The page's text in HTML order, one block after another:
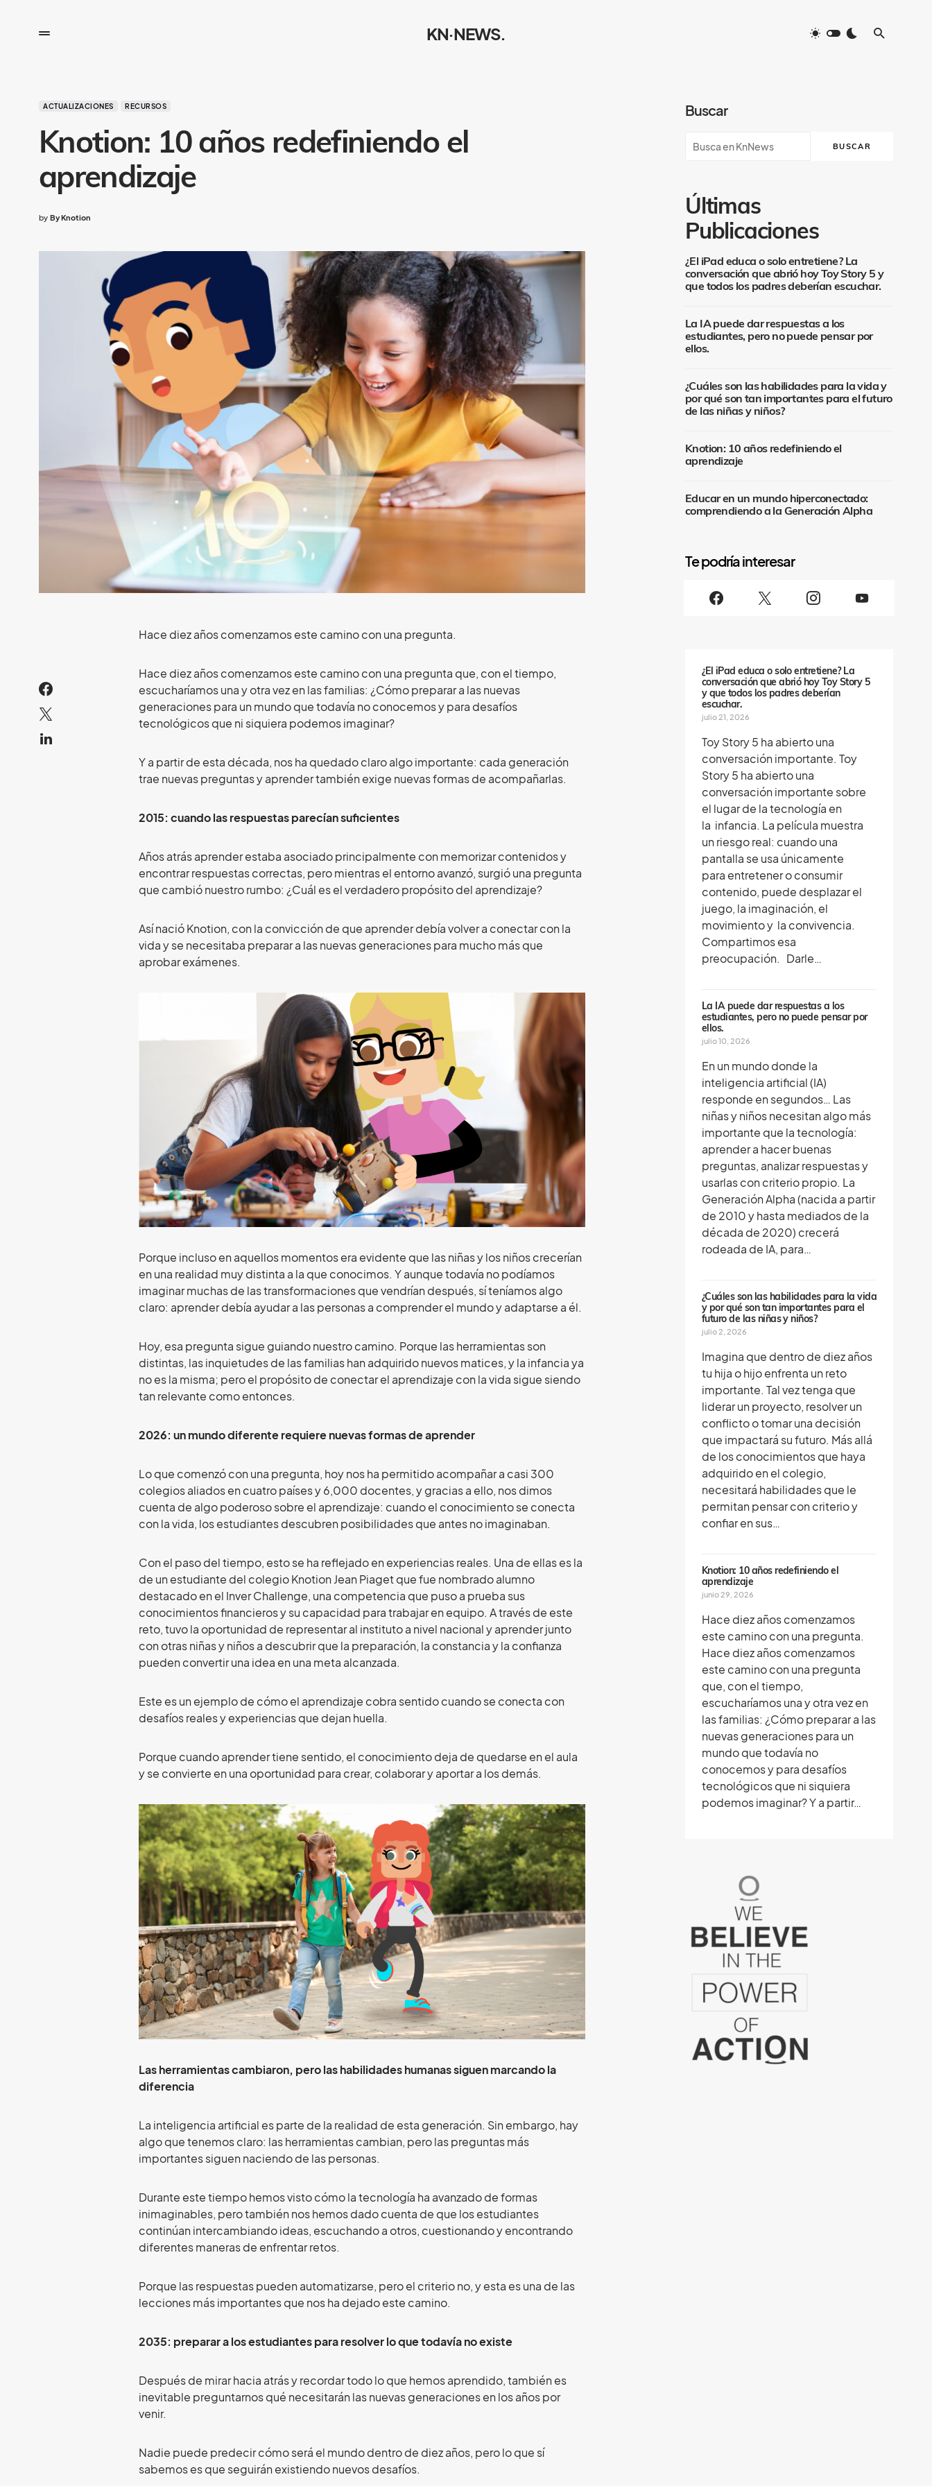
KN·NEWS.
ACTUALIZACIONES RECURSOS
Knotion: 10 años redefiniendo el
aprendizaje
by By Knotion
Hace diez años comenzamos este camino con una pregunta.
Hace diez años comenzamos este camino con una pregunta que, con el tiempo,
escucharíamos una y otra vez en las familias: ¿Cómo preparar a las nuevas
generaciones para un mundo que todavía no conocemos y para desafíos
tecnológicos que ni siquiera podemos imaginar?
Y a partir de esta década, nos ha quedado claro algo importante: cada generación
trae nuevas preguntas y aprender también exige nuevas formas de acompañarlas.
2015: cuando las respuestas parecían suficientes
Años atrás aprender estaba asociado principalmente con memorizar contenidos y
encontrar respuestas correctas, pero mientras el entorno avanzó, surgió una pregunta
que cambió nuestro rumbo: ¿Cuál es el verdadero propósito del aprendizaje?
Así nació Knotion, con la convicción de que aprender debía volver a conectar con la
vida y se necesitaba preparar a las nuevas generaciones para mucho más que
aprobar exámenes.
Porque incluso en aquellos momentos era evidente que las niñas y los niños crecerían
en una realidad muy distinta a la que conocimos. Y aunque todavía no podíamos
imaginar muchas de las transformaciones que vendrían después, sí teníamos algo
claro: aprender debía ayudar a las personas a comprender el mundo y adaptarse a él.
Hoy, esa pregunta sigue guiando nuestro camino. Porque las herramientas son
distintas, las inquietudes de las familias han adquirido nuevos matices, y la infancia ya
no es la misma; pero el propósito de conectar el aprendizaje con la vida sigue siendo
tan relevante como entonces.
2026: un mundo diferente requiere nuevas formas de aprender
Lo que comenzó con una pregunta, hoy nos ha permitido acompañar a casi 300
colegios aliados en cuatro países y 6,000 docentes, y gracias a ello, nos dimos
cuenta de algo poderoso sobre el aprendizaje: cuando el conocimiento se conecta
con la vida, los estudiantes descubren posibilidades que antes no imaginaban.
Con el paso del tiempo, esto se ha reflejado en experiencias reales. Una de ellas es la
de un estudiante del colegio Knotion Jean Piaget que fue nombrado alumno
destacado en el Inver Challenge, una competencia que puso a prueba sus
conocimientos financieros y su capacidad para trabajar en equipo. A través de este
reto, tuvo la oportunidad de representar al instituto a nivel nacional y aprender junto
con otras niñas y niños a descubrir que la preparación, la constancia y la confianza
pueden convertir una idea en una meta alcanzada.
Este es un ejemplo de cómo el aprendizaje cobra sentido cuando se conecta con
desafíos reales y experiencias que dejan huella.
Porque cuando aprender tiene sentido, el conocimiento deja de quedarse en el aula
y se convierte en una oportunidad para crear, colaborar y aportar a los demás.
Las herramientas cambiaron, pero las habilidades humanas siguen marcando la
diferencia
La inteligencia artificial es parte de la realidad de esta generación. Sin embargo, hay
algo que tenemos claro: las herramientas cambian, pero las preguntas más
importantes siguen naciendo de las personas.
Durante este tiempo hemos visto cómo la tecnología ha avanzado de formas
inimaginables, pero también nos hemos dado cuenta de que los estudiantes
continúan intercambiando ideas, escuchando a otros, cuestionando y encontrando
diferentes maneras de enfrentar retos.
Porque las respuestas pueden automatizarse, pero el criterio no, y esta es una de las
lecciones más importantes que nos ha dejado este camino.
2035: preparar a los estudiantes para resolver lo que todavía no existe
Después de mirar hacia atrás y recordar todo lo que hemos aprendido, también es
inevitable preguntarnos qué necesitarán las nuevas generaciones en los años por
venir.
Nadie puede predecir cómo será el mundo dentro de diez años, pero lo que sí
sabemos es que seguirán existiendo nuevos desafíos.
Buscar
BUSCAR
Últimas
Publicaciones
¿El iPad educa o solo entretiene? La
conversación que abrió hoy Toy Story 5 y
que todos los padres deberían escuchar.
La IA puede dar respuestas a los
estudiantes, pero no puede pensar por
ellos.
¿Cuáles son las habilidades para la vida y
por qué son tan importantes para el futuro
de las niñas y niños?
Knotion: 10 años redefiniendo el
aprendizaje
Educar en un mundo hiperconectado:
comprendiendo a la Generación Alpha
S
¿El iPad educa o solo entretiene? La
conversación que abrió hoy Toy Story 5
y que todos los padres deberían
escuchar.
julio 21, 2026
Toy Story 5 ha abierto una
conversación importante. Toy
Story 5 ha abierto una
conversación importante sobre
el lugar de la tecnología en
la infancia. La película muestra
un riesgo real: cuando una
pantalla se usa únicamente
para entretener o consumir
contenido, puede desplazar el
juego, la imaginación, el
movimiento y la convivencia.
Compartimos esa
preocupación. Darle…
La IA puede dar respuestas a los
estudiantes, pero no puede pensar por
ellos.
julio 10, 2026
En un mundo donde la
inteligencia artificial (IA)
responde en segundos… Las
niñas y niños necesitan algo más
importante que la tecnología:
aprender a hacer buenas
preguntas, analizar respuestas y
usarlas con criterio propio. La
Generación Alpha (nacida a partir
de 2010 y hasta mediados de la
década de 2020) crecerá
rodeada de IA, para…
¿Cuáles son las habilidades para la vida
y por qué son tan importantes para el
futuro de las niñas y niños?
julio 2, 2026
Imagina que dentro de diez años
tu hija o hijo enfrenta un reto
importante. Tal vez tenga que
liderar un proyecto, resolver un
conflicto o tomar una decisión
que impactará su futuro. Más allá
de los conocimientos que haya
adquirido en el colegio,
necesitará habilidades que le
permitan pensar con criterio y
confiar en sus…
Knotion: 10 años redefiniendo el
aprendizaje
junio 29, 2026
Hace diez años comenzamos
este camino con una pregunta.
Hace diez años comenzamos
este camino con una pregunta
que, con el tiempo,
escucharíamos una y otra vez en
las familias: ¿Cómo preparar a las
nuevas generaciones para un
mundo que todavía no
conocemos y para desafíos
tecnológicos que ni siquiera
podemos imaginar? Y a partir…